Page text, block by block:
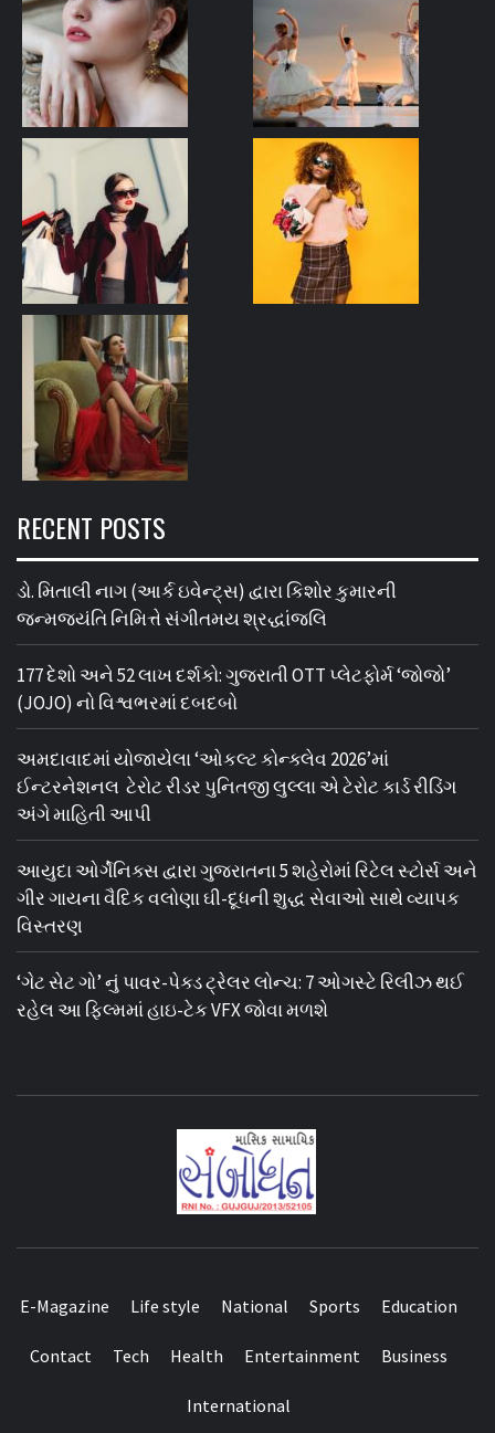
RECENT POSTS
ડો. મિતાલી નાગ (આર્ક ઇવેન્ટ્સ) દ્વારા કિશોર કુમારની
જન્મજયંતિ નિમિત્તે સંગીતમય શ્રદ્ધાંજલિ
177 દેશો અને 52 લાખ દર્શકો: ગુજરાતી OTT પ્લેટફોર્મ ‘જોજો’
(JOJO) નો વિશ્વભરમાં દબદબો
અમદાવાદમાં યોજાયેલા ‘ઓકલ્ટ કોન્ક્લેવ 2026’માં
ઈન્ટરનેશનલ ટેરોટ રીડર પુનિતજી લુલ્લા એ ટેરોટ કાર્ડ રીડિંગ
અંગે માહિતી આપી
આયુદા ઓર્ગેનિક્સ દ્વારા ગુજરાતના 5 શહેરોમાં રિટેલ સ્ટોર્સ અને
ગીર ગાયના વૈદિક વલોણા ઘી-દૂધની શુદ્ધ સેવાઓ સાથે વ્યાપક
વિસ્તરણ
‘ગેટ સેટ ગો’ નું પાવર-પેક્ડ ટ્રેલર લોન્ચ: 7 ઓગસ્ટે રિલીઝ થઈ
રહેલ આ ફિલ્મમાં હાઇ-ટેક VFX જોવા મળશે
E-Magazine Life style National Sports Education
Contact Tech Health Entertainment Business
International